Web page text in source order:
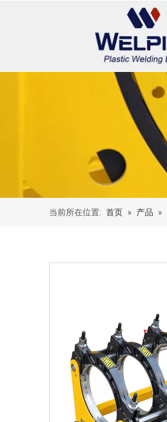
当前所在位置: 首页 » 产品 »